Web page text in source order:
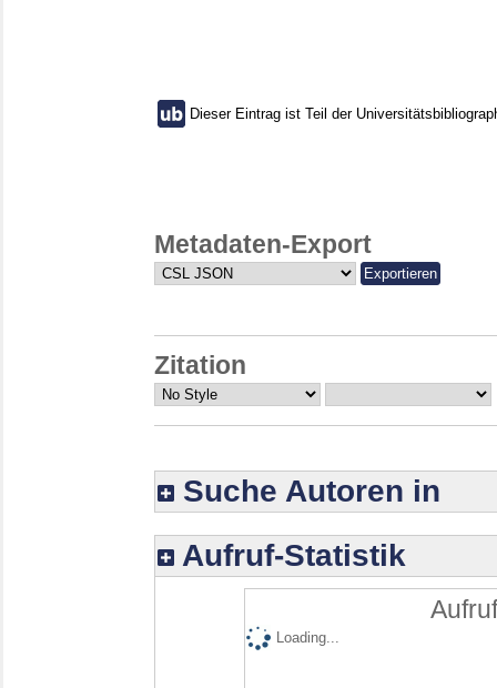
Dieser Eintrag ist Teil der
Metadaten-Export
Zitation
Suche Autoren in
Aufruf-Statistik
Loading...